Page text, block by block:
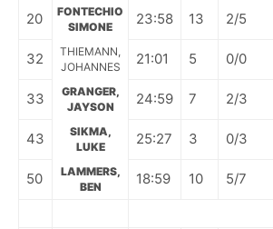
20
FONTECHIO
SIMONE
23:58 13 2/5
32
THIEMANN,
JOHANNES
21:01 5 0/0
33
GRANGER,
JAYSON
24:59 7 2/3
43
SIKMA,
LUKE
25:27 3 0/3
50
LAMMERS,
BEN
18:59 10 5/7